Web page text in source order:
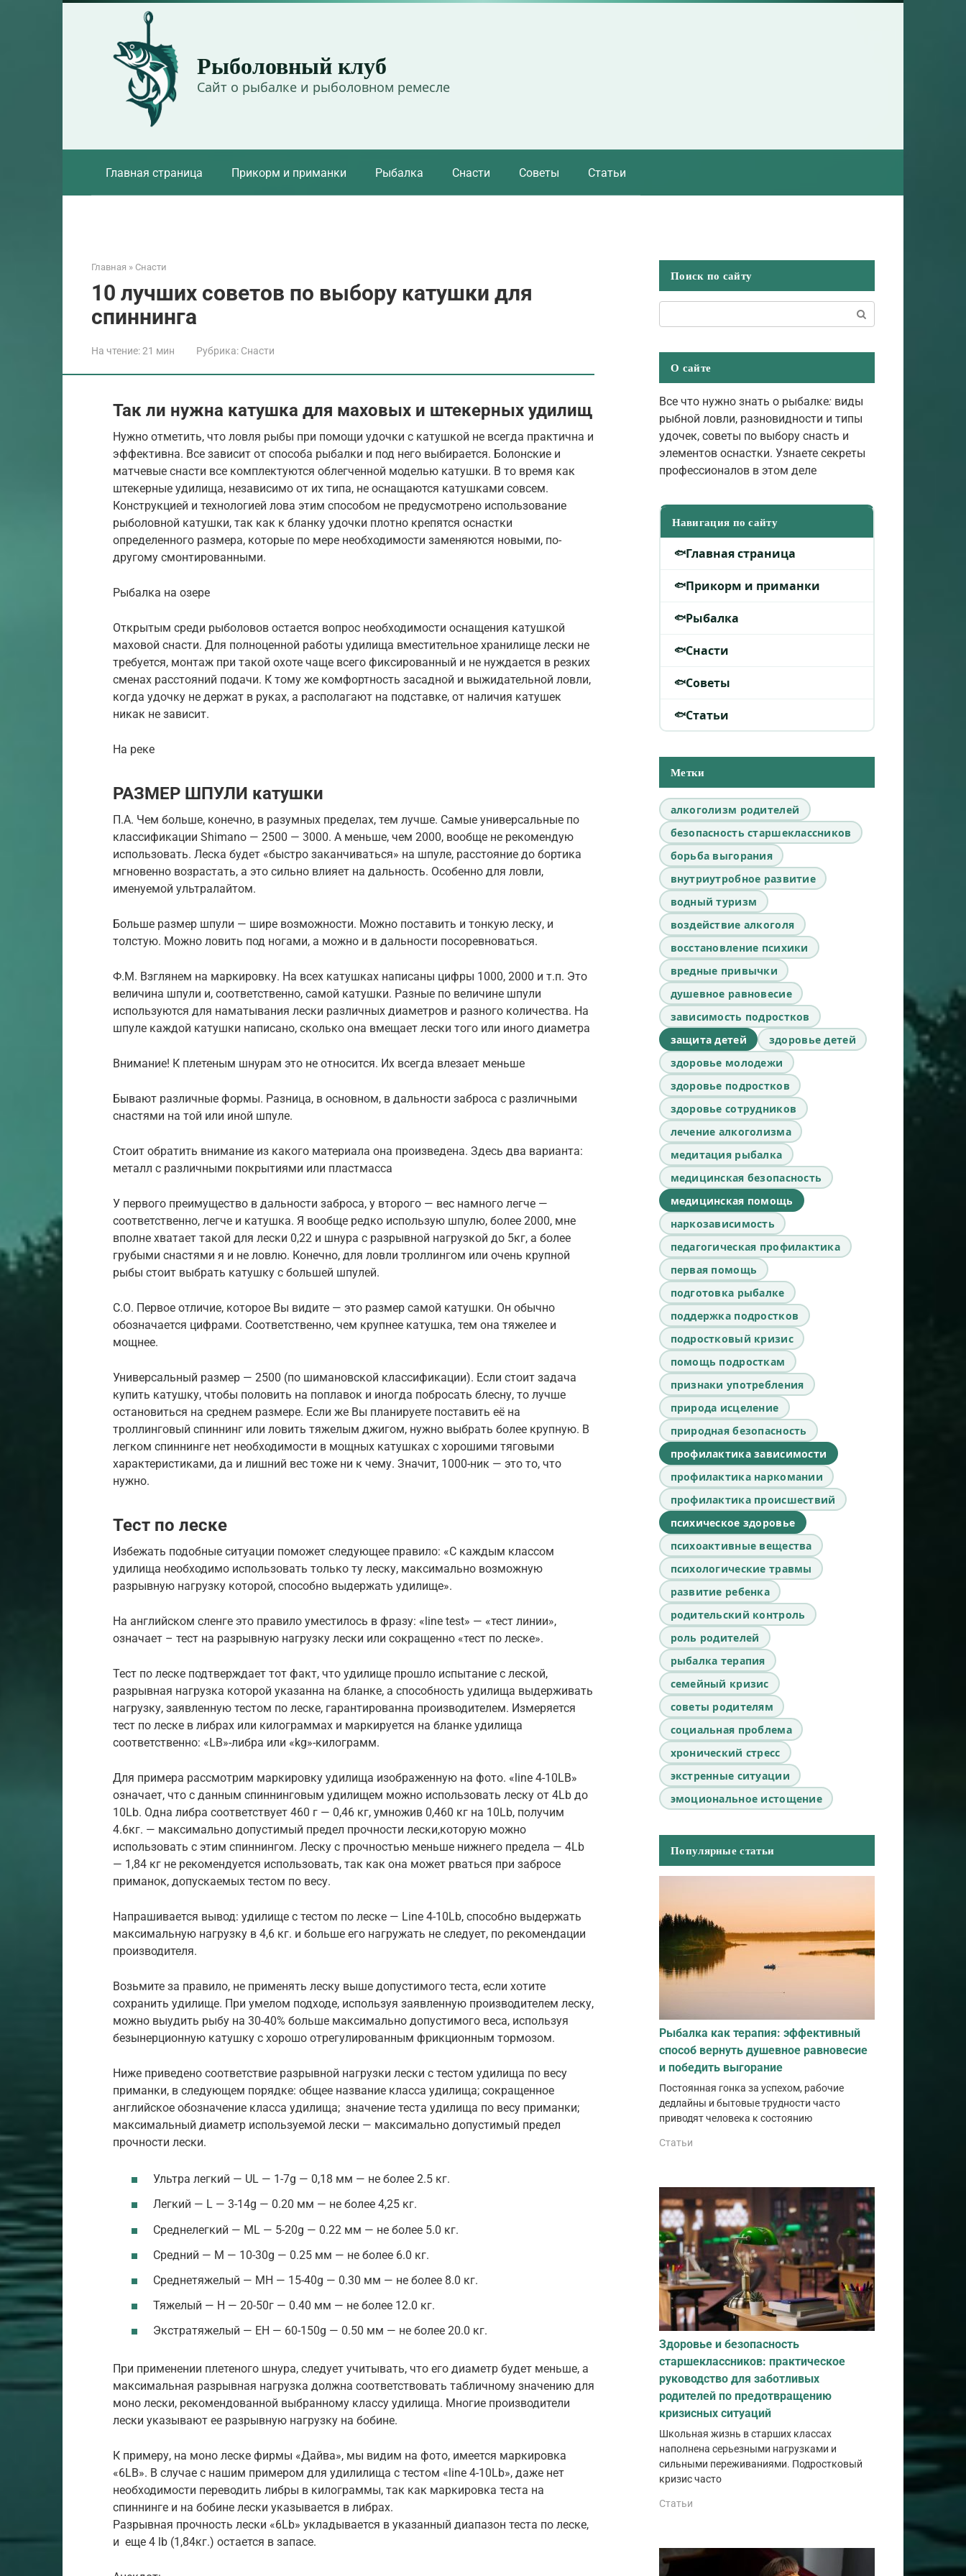
Рыболовный клуб
Сайт о рыбалке и рыболовном ремесле
Главная страница Прикорм и приманки Рыбалка Снасти Советы Статьи
Главная » Снасти
10 лучших советов по выбору катушки для
спиннинга
На чтение:21 мин Рубрика: Снасти
Так ли нужна катушка для маховых и штекерных удилищ
Нужно отметить, что ловля рыбы при помощи удочки с катушкой не всегда практична и
эффективна. Все зависит от способа рыбалки и под него выбирается. Болонские и
матчевые снасти все комплектуются облегченной моделью катушки. В то время как
штекерные удилища, независимо от их типа, не оснащаются катушками совсем.
Конструкцией и технологией лова этим способом не предусмотрено использование
рыболовной катушки, так как к бланку удочки плотно крепятся оснастки
определенного размера, которые по мере необходимости заменяются новыми, по-
другому смонтированными.
Рыбалка на озере
Открытым среди рыболовов остается вопрос необходимости оснащения катушкой
маховой снасти. Для полноценной работы удилища вместительное хранилище лески не
требуется, монтаж при такой охоте чаще всего фиксированный и не нуждается в резких
сменах расстояний подачи. К тому же комфортность засадной и выжидательной ловли,
когда удочку не держат в руках, а располагают на подставке, от наличия катушек
никак не зависит.
На реке
РАЗМЕР ШПУЛИ катушки
П.А. Чем больше, конечно, в разумных пределах, тем лучше. Самые универсальные по
классификации Shimanо — 2500 — 3000. А меньше, чем 2000, вообще не рекомендую
использовать. Леска будет «быстро заканчиваться» на шпуле, расстояние до бортика
мгновенно возрастать, а это сильно влияет на дальность. Особенно для ловли,
именуемой ультралайтом.
Больше размер шпули — шире возможности. Можно поставить и тонкую леску, и
толстую. Можно ловить под ногами, а можно и в дальности посоревноваться.
Ф.М. Взглянем на маркировку. На всех катушках написаны цифры 1000, 2000 и т.п. Это
величина шпули и, соответственно, самой катушки. Разные по величине шпули
используются для наматывания лески различных диаметров и разного количества. На
шпуле каждой катушки написано, сколько она вмещает лески того или иного диаметра
Внимание! К плетеным шнурам это не относится. Их всегда влезает меньше
Бывают различные формы. Разница, в основном, в дальности заброса с различными
снастями на той или иной шпуле.
Стоит обратить внимание из какого материала она произведена. Здесь два варианта:
металл с различными покрытиями или пластмасса
У первого преимущество в дальности заброса, у второго — вес намного легче —
соответственно, легче и катушка. Я вообще редко использую шпулю, более 2000, мне
вполне хватает такой для лески 0,22 и шнура с разрывной нагрузкой до 5кг, а более
грубыми снастями я и не ловлю. Конечно, для ловли троллингом или очень крупной
рыбы стоит выбрать катушку с большей шпулей.
С.О. Первое отличие, которое Вы видите — это размер самой катушки. Он обычно
обозначается цифрами. Соответственно, чем крупнее катушка, тем она тяжелее и
мощнее.
Универсальный размер — 2500 (по шимановской классификации). Если стоит задача
купить катушку, чтобы половить на поплавок и иногда побросать блесну, то лучше
остановиться на среднем размере. Если же Вы планируете поставить её на
троллинговый спиннинг или ловить тяжелым джигом, нужно выбрать более крупную. В
легком спиннинге нет необходимости в мощных катушках с хорошими тяговыми
характеристиками, да и лишний вес тоже ни к чему. Значит, 1000-ник — это то, что
нужно.
Тест по леске
Избежать подобные ситуации поможет следующее правило: «С каждым классом
удилища необходимо использовать только ту леску, максимально возможную
разрывную нагрузку которой, способно выдержать удилище».
На английском сленге это правило уместилось в фразу: «line test» — «тест линии»,
означает – тест на разрывную нагрузку лески или сокращенно «тест по леске».
Тест по леске подтверждает тот факт, что удилище прошло испытание с леской,
разрывная нагрузка которой указанна на бланке, а способность удилища выдерживать
нагрузку, заявленную тестом по леске, гарантированна производителем. Измеряется
тест по леске в либрах или килограммах и маркируется на бланке удилища
соответственно: «LB»-либра или «kg»-килограмм.
Для примера рассмотрим маркировку удилища изображенную на фото. «line 4-10LB»
означает, что с данным спиннинговым удилищем можно использовать леску от 4Lb до
10Lb. Одна либра соответствует 460 г — 0,46 кг, умножив 0,460 кг на 10Lb, получим
4.6кг. — максимально допустимый предел прочности лески,которую можно
использовать с этим спиннингом. Леску с прочностью меньше нижнего предела — 4Lb
— 1,84 кг не рекомендуется использовать, так как она может рваться при забросе
приманок, допускаемых тестом по весу.
Напрашивается вывод: удилище с тестом по леске — Line 4-10Lb, способно выдержать
максимальную нагрузку в 4,6 кг. и больше его нагружать не следует, по рекомендации
производителя.
Возьмите за правило, не применять леску выше допустимого теста, если хотите
сохранить удилище. При умелом подходе, используя заявленную производителем леску,
можно выудить рыбу на 30-40% больше максимально допустимого веса, используя
безынерционную катушку с хорошо отрегулированным фрикционным тормозом.
Ниже приведено соответствие разрывной нагрузки лески с тестом удилища по весу
приманки, в следующем порядке: общее название класса удилища; сокращенное
английское обозначение класса удилища; значение теста удилища по весу приманки;
максимальный диаметр используемой лески — максимально допустимый предел
прочности лески.
Ультра легкий — UL — 1-7g — 0,18 мм — не более 2.5 кг.
Легкий — L — 3-14g — 0.20 мм — не более 4,25 кг.
Среднелегкий — ML — 5-20g — 0.22 мм — не более 5.0 кг.
Средний — M — 10-30g — 0.25 мм — не более 6.0 кг.
Среднетяжелый — MH — 15-40g — 0.30 мм — не более 8.0 кг.
Тяжелый — H — 20-50г — 0.40 мм — не более 12.0 кг.
Экстратяжелый — EH — 60-150g — 0.50 мм — не более 20.0 кг.
При применении плетеного шнура, следует учитывать, что его диаметр будет меньше, а
максимальная разрывная нагрузка должна соответствовать табличному значению для
моно лески, рекомендованной выбранному классу удилища. Многие производители
лески указывают ее разрывную нагрузку на бобине.
К примеру, на моно леске фирмы «Дайва», мы видим на фото, имеется маркировка
«6LB». В случае с нашим примером для удилилища с тестом «line 4-10Lb», даже нет
необходимости переводить либры в килограммы, так как маркировка теста на
спиннинге и на бобине лески указывается в либрах.
Разрывная прочность лески «6Lb» укладывается в указанный диапазон теста по леске,
и еще 4 lb (1,84кг.) остается в запасе.
Поиск по сайту
О сайте
Все что нужно знать о рыбалке: виды
рыбной ловли, разновидности и типы
удочек, советы по выбору снасть и
элементов оснастки. Узнаете секреты
профессионалов в этом деле
Навигация по сайту
Главная страница
Прикорм и приманки
Рыбалка
Снасти
Советы
Статьи
Метки
алкоголизм родителей
безопасность старшеклассников
борьба выгорания
внутриутробное развитие
водный туризм
воздействие алкоголя
восстановление психики
вредные привычки
душевное равновесие
зависимость подростков
защита детей
здоровье детей
здоровье молодежи
здоровье подростков
здоровье сотрудников
лечение алкоголизма
медитация рыбалка
медицинская безопасность
медицинская помощь
наркозависимость
педагогическая профилактика
первая помощь
подготовка рыбалке
поддержка подростков
подростковый кризис
помощь подросткам
признаки употребления
природа исцеление
природная безопасность
профилактика зависимости
профилактика наркомании
профилактика происшествий
психическое здоровье
психоактивные вещества
психологические травмы
развитие ребенка
родительский контроль
роль родителей
рыбалка терапия
семейный кризис
советы родителям
социальная проблема
хронический стресс
экстренные ситуации
эмоциональное истощение
Популярные статьи
Рыбалка как терапия: эффективный
способ вернуть душевное равновесие
и победить выгорание
Постоянная гонка за успехом, рабочие
дедлайны и бытовые трудности часто
приводят человека к состоянию
Статьи
Здоровье и безопасность
старшеклассников: практическое
руководство для заботливых
родителей по предотвращению
кризисных ситуаций
Школьная жизнь в старших классах
наполнена серьезными нагрузками и
сильными переживаниями. Подростковый
кризис часто
Статьи